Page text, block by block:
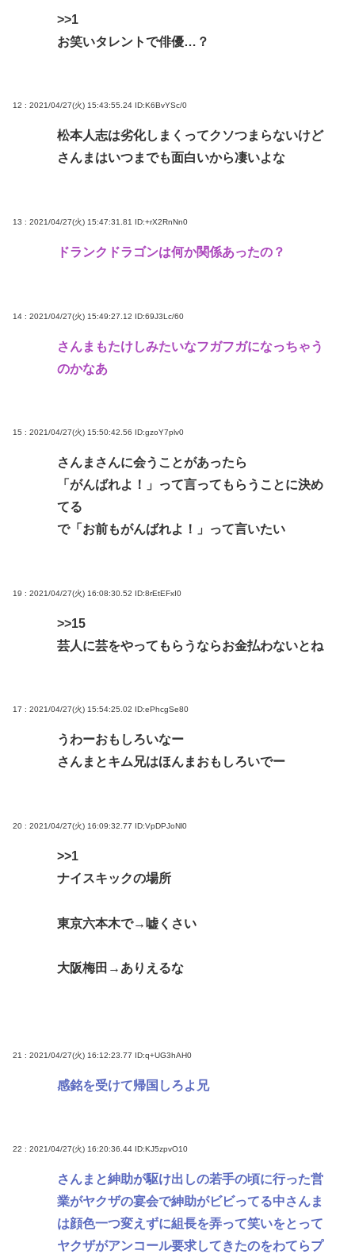
>>1
お笑いタレントで俳優…？
12 : 2021/04/27(火) 15:43:55.24 ID:K6BvYSc/0
松本人志は劣化しまくってクソつまらないけど
さんまはいつまでも面白いから凄いよな
13 : 2021/04/27(火) 15:47:31.81 ID:+rX2RnNn0
ドランクドラゴンは何か関係あったの？
14 : 2021/04/27(火) 15:49:27.12 ID:69J3Lc/60
さんまもたけしみたいなフガフガになっちゃう
のかなあ
15 : 2021/04/27(火) 15:50:42.56 ID:gzoY7plv0
さんまさんに会うことがあったら
「がんばれよ！」って言ってもらうことに決め
てる
で「お前もがんばれよ！」って言いたい
19 : 2021/04/27(火) 16:08:30.52 ID:8rEtEFxI0
>>15
芸人に芸をやってもらうならお金払わないとね
17 : 2021/04/27(火) 15:54:25.02 ID:ePhcgSe80
うわーおもしろいなー
さんまとキム兄はほんまおもしろいでー
20 : 2021/04/27(火) 16:09:32.77 ID:VpDPJoNl0
>>1
ナイスキックの場所
東京六本木で→嘘くさい
大阪梅田→ありえるな
21 : 2021/04/27(火) 16:12:23.77 ID:q+UG3hAH0
感銘を受けて帰国しろよ兄
22 : 2021/04/27(火) 16:20:36.44 ID:KJ5zpvO10
さんまと紳助が駆け出しの若手の頃に行った営
業がヤクザの宴会で紳助がビビってる中さんま
は顔色一つ変えずに組長を弄って笑いをとって
ヤクザがアンコール要求してきたのをわてらプ